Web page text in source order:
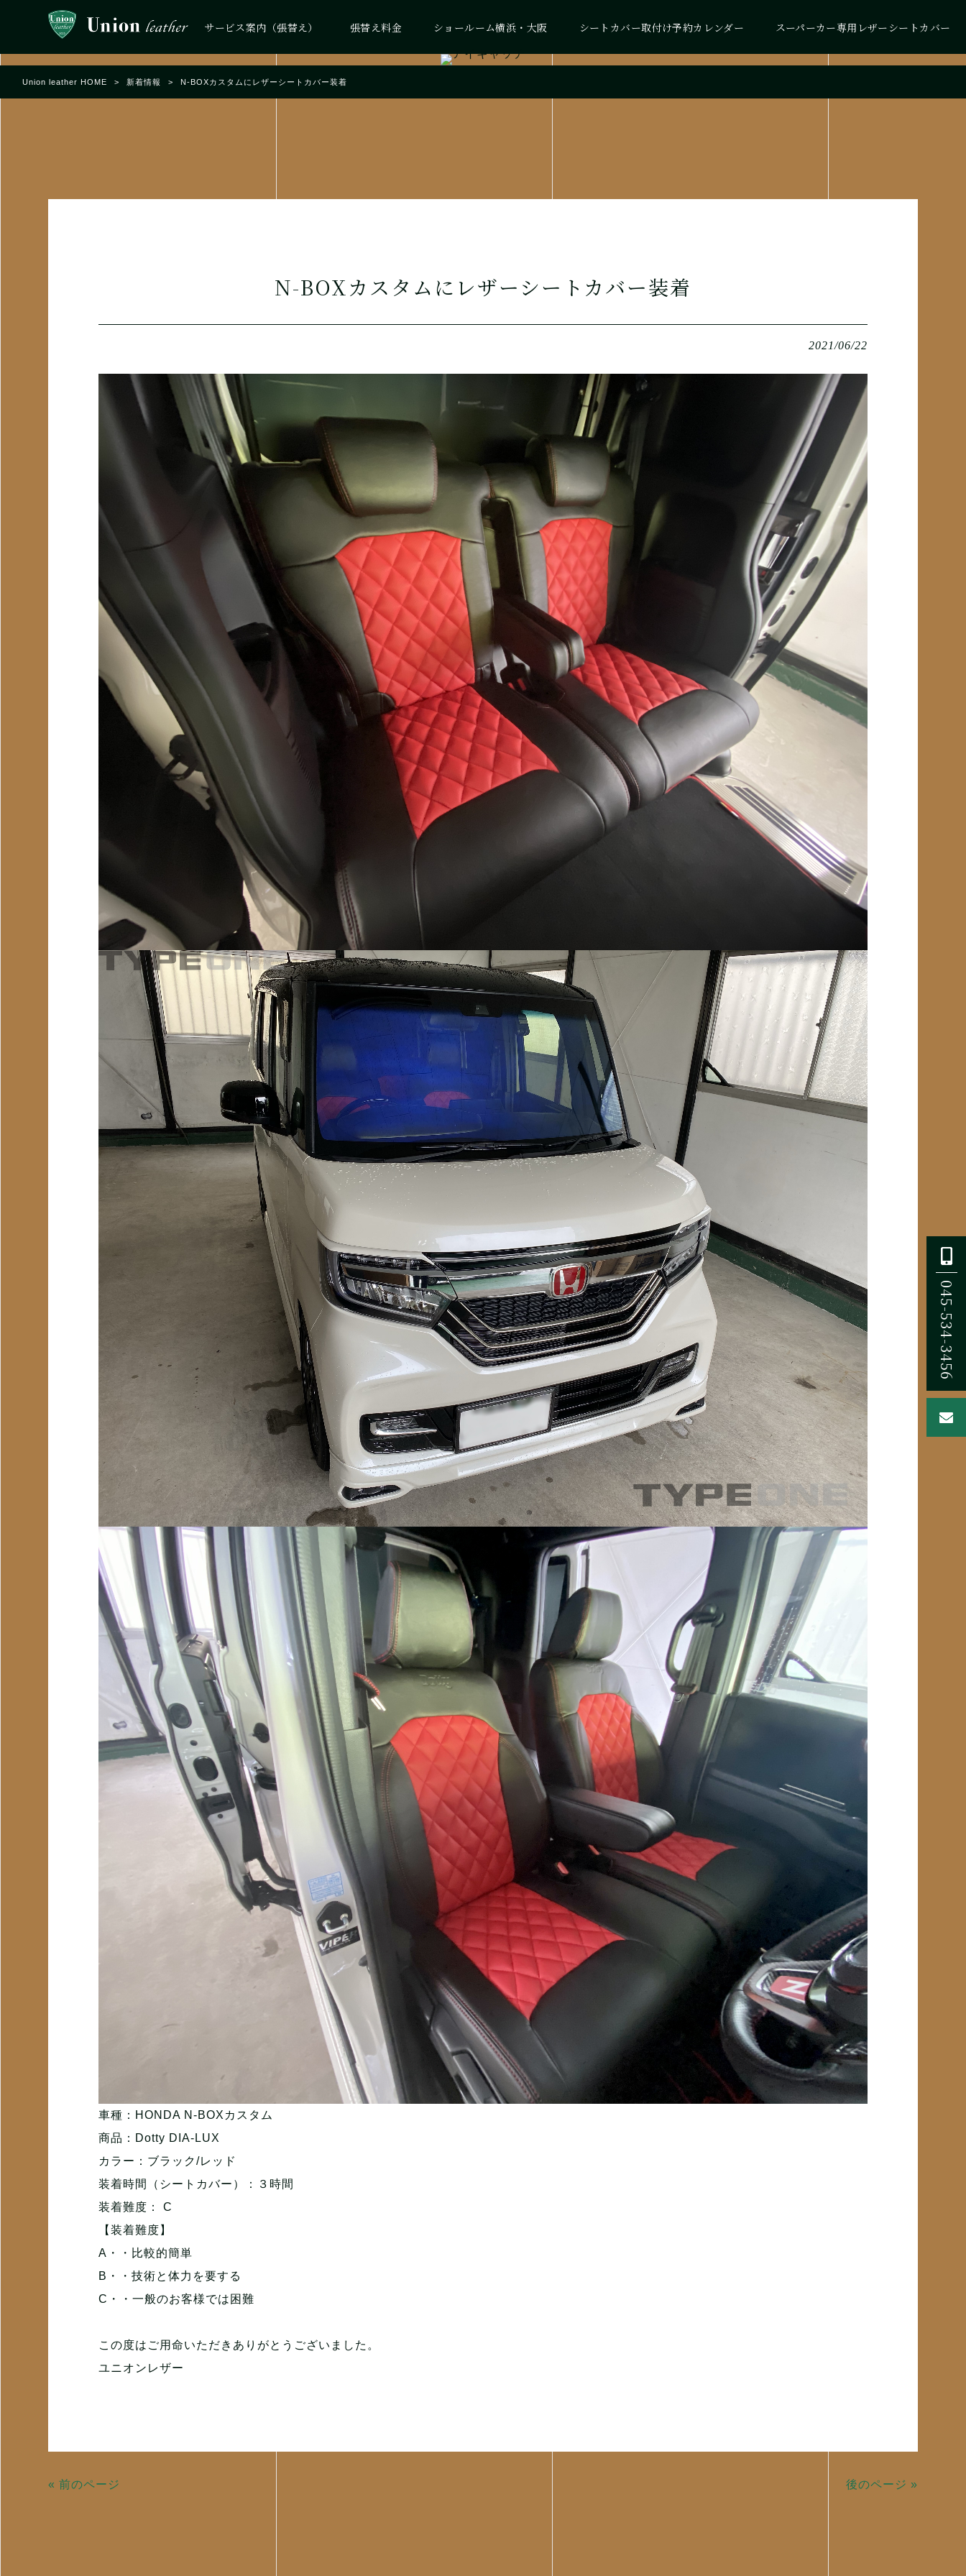
サービス案内（張替え） 張替え料金 ショールーム横浜・大阪 シートカバー取付け予約カレンダー スーパーカー専用レザーシートカバー
Union leather HOME > 新着情報 > N-BOXカスタムにレザーシートカバー装着
N-BOXカスタムにレザーシートカバー装着
2021/06/22
車種：HONDA N-BOXカスタム
商品：Dotty DIA-LUX
カラー：ブラック/レッド
装着時間（シートカバー）：３時間
装着難度： C
【装着難度】
A・・比較的簡単
B・・技術と体力を要する
C・・一般のお客様では困難
この度はご用命いただきありがとうございました。
ユニオンレザー
« 前のページ 後のページ »
045-534-3456